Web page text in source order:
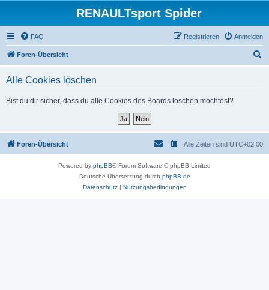
RENAULTsport Spider
FAQ Anmelden
Registrieren
Foren-Übersicht
Alle Cookies löschen
Bist du dir sicher, dass du alle Cookies des Boards löschen möchtest?
Foren-Übersicht Alle Zeiten sind UTC+02:00
Powered by phpBB® Forum Software © phpBB Limited
Deutsche Übersetzung durch phpBB.de
Datenschutz| Nutzungsbedingungen